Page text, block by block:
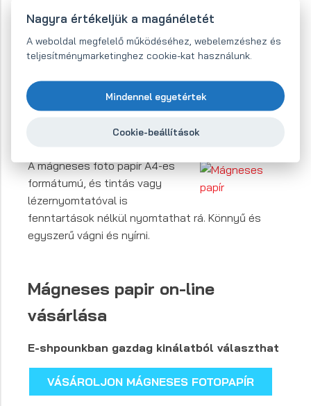
valaha is létezetett. Készítsen vidám fotókat egy
helyezze hűtő mágnesként a hűtő ajtajára. Így
mindig szem előtt lesznek az egyedi élmények!
mindennapi ajándékkal!
A mágneses foto papír A4-es
formátumú, és tintás vagy
lézernyomtatóval is
fenntartások nélkül nyomtathat rá. Könnyű és
egyszerű vágni és nyírni.
Mágneses papir on-line
vásárlása
E-shpounkban gazdag kinálatból választhat
VÁSÁROLJON MÁGNESES FOTOPAPÍR
Nagyra értékeljük a magánéletét
A weboldal megfelelő működéséhez, webelemzéshez és
teljesítménymarketinghez cookie-kat használunk.
Mindennel egyetértek
Cookie-beállítások